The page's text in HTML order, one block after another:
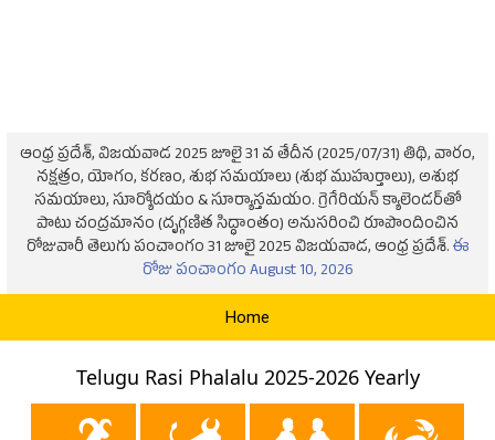
ఆంధ్ర ప్రదేశ్, విజయవాడ 2025 జూలై 31 వ తేదీన (2025/07/31) తిథి, వారం,
నక్షత్రం, యోగం, కరణం, శుభ సమయాలు (శుభ ముహుర్తాలు), అశుభ
సమయాలు, సూర్యోదయం & సూర్యాస్తమయం. గ్రెగేరియన్ క్యాలెండర్‌తో
పాటు చంద్రమానం (దృగ్గణిత సిద్ధాంతం) అనుసరించి రూపొందించిన
రోజువారీ తెలుగు పంచాంగం 31 జూలై 2025 విజయవాడ, ఆంధ్ర ప్రదేశ్.ఈ
రోజు పంచాంగం August 10, 2026
Home
Telugu Rasi Phalalu 2025-2026 Yearly